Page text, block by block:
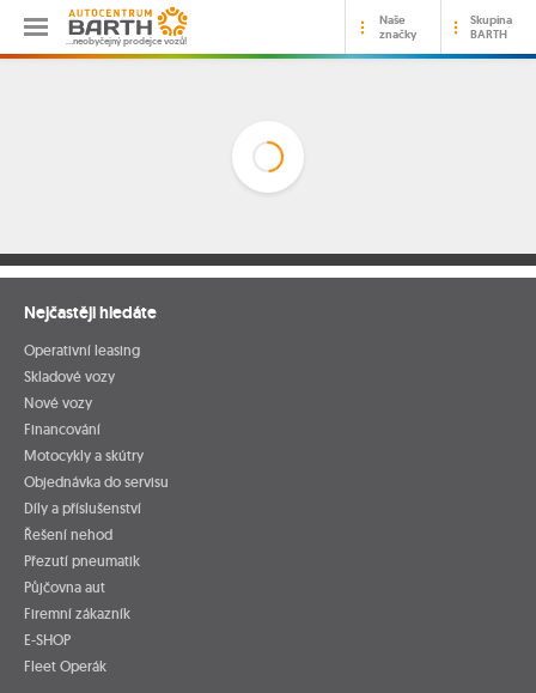
…neobyčejný prodejce vozů!
Naše
značky
Skupina
BARTH
Nejčastěji hledáte
Operativní leasing
Skladové vozy
Nové vozy
Financování
Motocykly a skútry
Objednávka do servisu
Díly a příslušenství
Řešení nehod
Přezutí pneumatik
Půjčovna aut
Firemní zákazník
E-SHOP
Fleet Operák